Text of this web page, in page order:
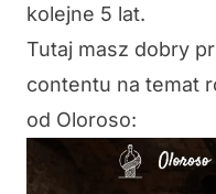
kolejne 5 lat.
Tutaj masz dobry
contentu na temat
od Oloroso: